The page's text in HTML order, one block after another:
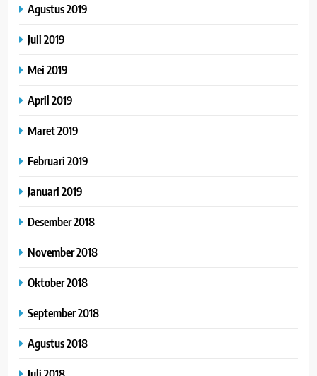
Agustus 2019
Juli 2019
Mei 2019
April 2019
Maret 2019
Februari 2019
Januari 2019
Desember 2018
November 2018
Oktober 2018
September 2018
Agustus 2018